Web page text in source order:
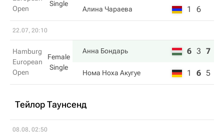
Open
Single
Алина Чараева 1 6
22.07, 20:10
Hamburg
European
Open
Female
Single
Анна Бондарь 6 3 7
Нома Ноха Акугуе 1 6 5
Тейлор Таунсенд
08.08, 02:50